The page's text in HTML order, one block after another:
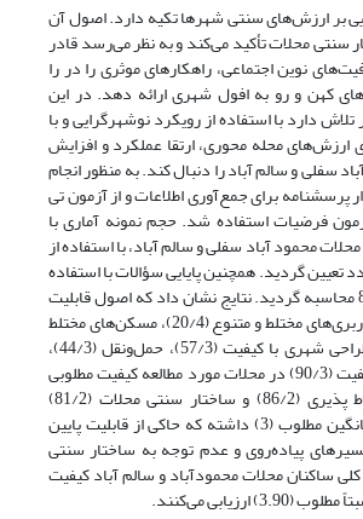
بر ارزش‌های سنتی شهرها تکیه دارد. اصول آن
سنتی محلات تأکید می‌کند و به نظر می‌رسد قادر
نوین اجتماعی، راهکارهای موثری را در را
کهن و رو به افول شهری ارائه دهد. در این
دارد با استفاده از رویکرد نوشهرگرایی و با
ارزش‌های محله محوری، ارتقا عملکرد و افزایش
سفلی و سالم آباد را دنبال کند. به منظور انجام
پرسشنامه برای جمع‌آوری اطلاعات و از آزمون تی
فرضیات استفاده شد. حجم نمونه آماری با
محمود آباد سفلی و سالم آباد، با استفاده از
کوکران 325 عدد تعیین گردید. همچنین پایایی سؤالات با استفاده
از روش کرونباخ 8/0 محاسبه گردید. نتایج نشان داد که اصول قابلیت
پیاده‌روی (30/3)، کاربری‌های مختلط و متنوع (20/4)، مسکن‌های مختلط
(22/4)، معماری و طراحی شهری با کیفیت (57/3)، حمل‌ونقل (44/3)،
پایداری (12/3) و کیفیت (90/3) در محلات مورد مطالعه کیفیت مطلوبی
داشته و اصل ارتباط پذیری (86/2) و ساختار سنتی محلات (81/2)
میانگینی کمتر از میانگین مطلوب (3) داشته که حاکی از قابلیت پایین
پیاده‌روی و عدم توجه به ساختار سنتی
ساکنان محلات محمودآباد و سالم آباد کیفیت
ارزیابی می‌کنند.